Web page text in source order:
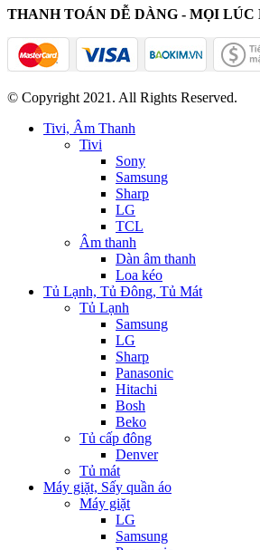
THANH TOÁN DỄ DÀNG - MỌI LÚC
© Copyright 2021. All Rights Reserved.
Tivi, Âm Thanh
Tivi
Sony
Samsung
Sharp
LG
TCL
Âm thanh
Dàn âm thanh
Loa kéo
Tủ Lạnh, Tủ Đông, Tủ Mát
Tủ Lạnh
Samsung
LG
Sharp
Panasonic
Hitachi
Bosh
Beko
Tủ cấp đông
Denver
Tủ mát
Máy giặt, Sấy quần áo
Máy giặt
LG
Samsung